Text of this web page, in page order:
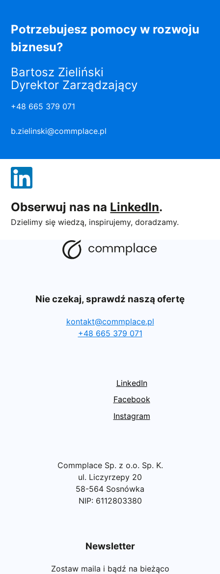
Potrzebujesz pomocy w rozwoju
biznesu?
Bartosz Zieliński
Dyrektor Zarządzający
+48 665 379 071
b.zielinski@commplace.pl
Obserwuj nas na LinkedIn.
Dzielimy się wiedzą, inspirujemy, doradzamy.
Nie czekaj, sprawdź naszą ofertę
kontakt@commplace.pl
+48 665 379 071
LinkedIn
Facebook
Instagram
Commplace Sp. z o.o. Sp. K.
ul. Liczyrzepy 20
58-564 Sosnówka
NIP: 6112803380
Newsletter
Zostaw maila i bądź na bieżąco